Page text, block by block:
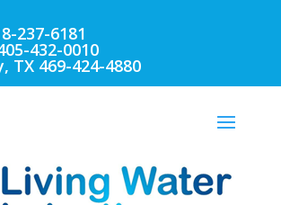
237-6181
432-0010
TX 469-424-4880